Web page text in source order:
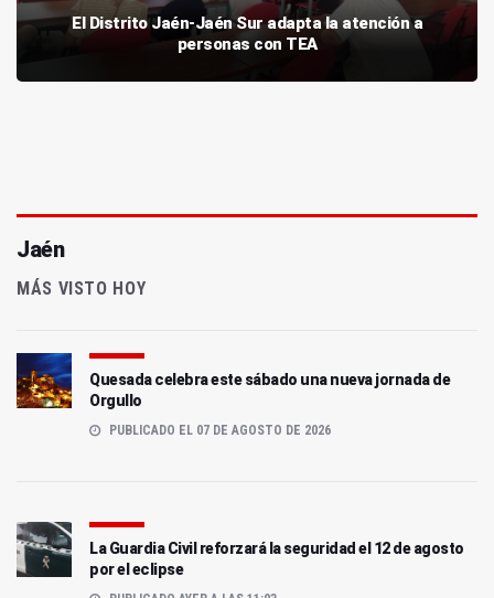
El Distrito Jaén-Jaén Sur adapta la atención a
personas con TEA
Jaén
MÁS VISTO HOY
Quesada celebra este sábado una nueva jornada de
Orgullo
PUBLICADO EL 07 DE AGOSTO DE 2026
La Guardia Civil reforzará la seguridad el 12 de agosto
por el eclipse